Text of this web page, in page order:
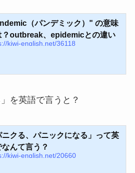
（パンデミック）" の意味
？outbreak、epidemicとの違い
kiwi-english.net/36118
を英語で言うと？
ニクる、パニックになる」って英
なんて言う？
kiwi-english.net/20660